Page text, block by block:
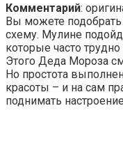
Комментарий:
Вы можете подобрать
схему. Мулине
которые часто
Этого Деда Мороза
Но простота
красоты – и на сам
поднимать